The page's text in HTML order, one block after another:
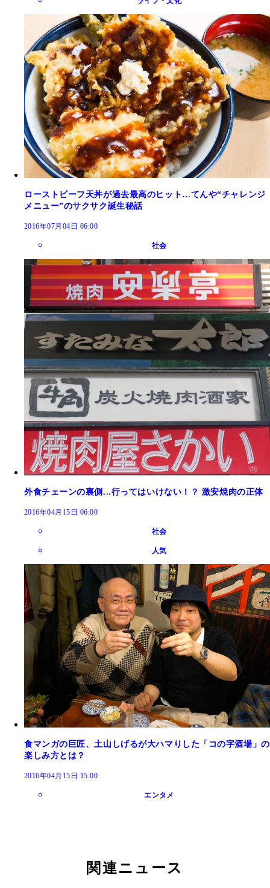
ローストビーフ天丼が過去最高のヒット…てんや“チャレンジ
メニュー”のサクサク誕生秘話
2016年07月04日 06:00
社会
外食チェーンの裏側...行ってはいけない！？ 激安焼肉の正体
2016年04月15日 06:00
社会
人気
食マンガの巨匠、土山しげるが大ハマりした「コの字酒場」の
楽しみ方とは？
2016年04月15日 15:00
エンタメ
関連ニュース